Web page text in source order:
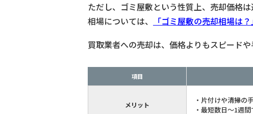
ただし、ゴミ屋敷という性質上、売却価格
相場については、
「ゴミ屋敷の売却相場は？
買取業者への売却は、価格よりもスピード
項目
メリット
・片付けや清掃の
・最短数日〜1週